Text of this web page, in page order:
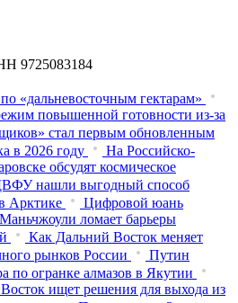
9725083184
«дальневосточным гектарам»
повышенной готовности из‑за
стал первым обновленным
в 2026 году
На Российско-
обсудят космическое
нашли выгодный способ
Арктике
Цифровой юань
ломает барьеры
Как Дальний Восток меняет
рынков России
Путин
по огранке алмазов в Якутии
ищет решения для выхода из